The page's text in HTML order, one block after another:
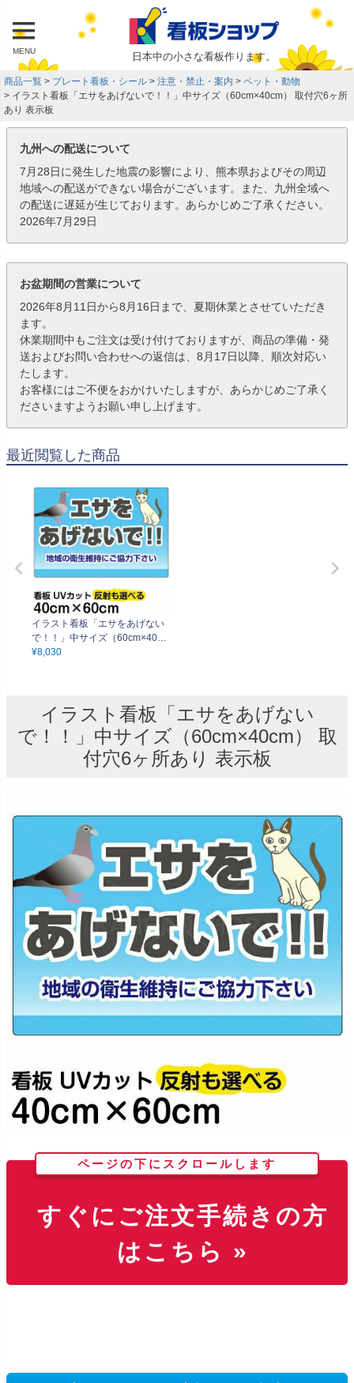
MENU 日本中の小さな看板作ります。
商品一覧 プレート看板・シール 注意・禁止・案内
ペット・動物
イラスト看板「エサをあげないで！！」中サイズ（60cm×40cm） 取付穴6ヶ所
あり 表示板
九州への配送について
7月28日に発生した地震の影響により、熊本県およびその周辺
地域への配送ができない場合がございます。また、九州全域へ
の配送に遅延が生じております。あらかじめご了承ください。
2026年7月29日
お盆期間の営業について
2026年8月11日から8月16日まで、夏期休業とさせていただき
ます。
休業期間中もご注文は受け付けておりますが、商品の準備・発
送およびお問い合わせへの返信は、8月17日以降、順次対応い
たします。
お客様にはご不便をおかけいたしますが、あらかじめご了承く
ださいますようお願い申し上げます。
最近閲覧した商品
イラスト看板「エサをあげない
で！！」中サイズ（60cm×40c
m） 取付穴6ヶ所あり 表示板
¥8,030
イラスト看板「エサをあげない
で！！」中サイズ（60cm×40cm） 取
付穴6ヶ所あり 表示板
ページの下にスクロールします
すぐにご注文手続きの方
はこちら »